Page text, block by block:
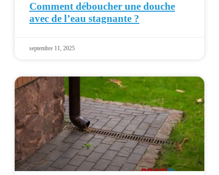
Comment déboucher une douche
avec de l’eau stagnante ?
septembre 11, 2025